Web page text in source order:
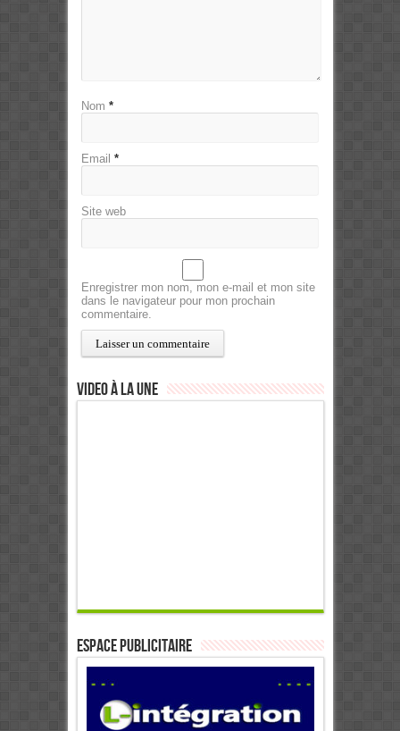
Nom *
Email *
Site web
Enregistrer mon nom, mon e-mail et mon site
dans le navigateur pour mon prochain
commentaire.
Video à la Une
ESPACE PUBLICITAIRE